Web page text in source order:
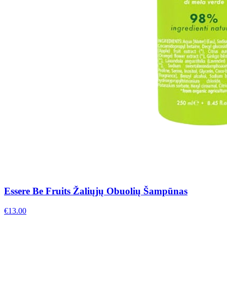
Essere Be Fruits Žaliųjų Obuolių Šampūnas
€13.00